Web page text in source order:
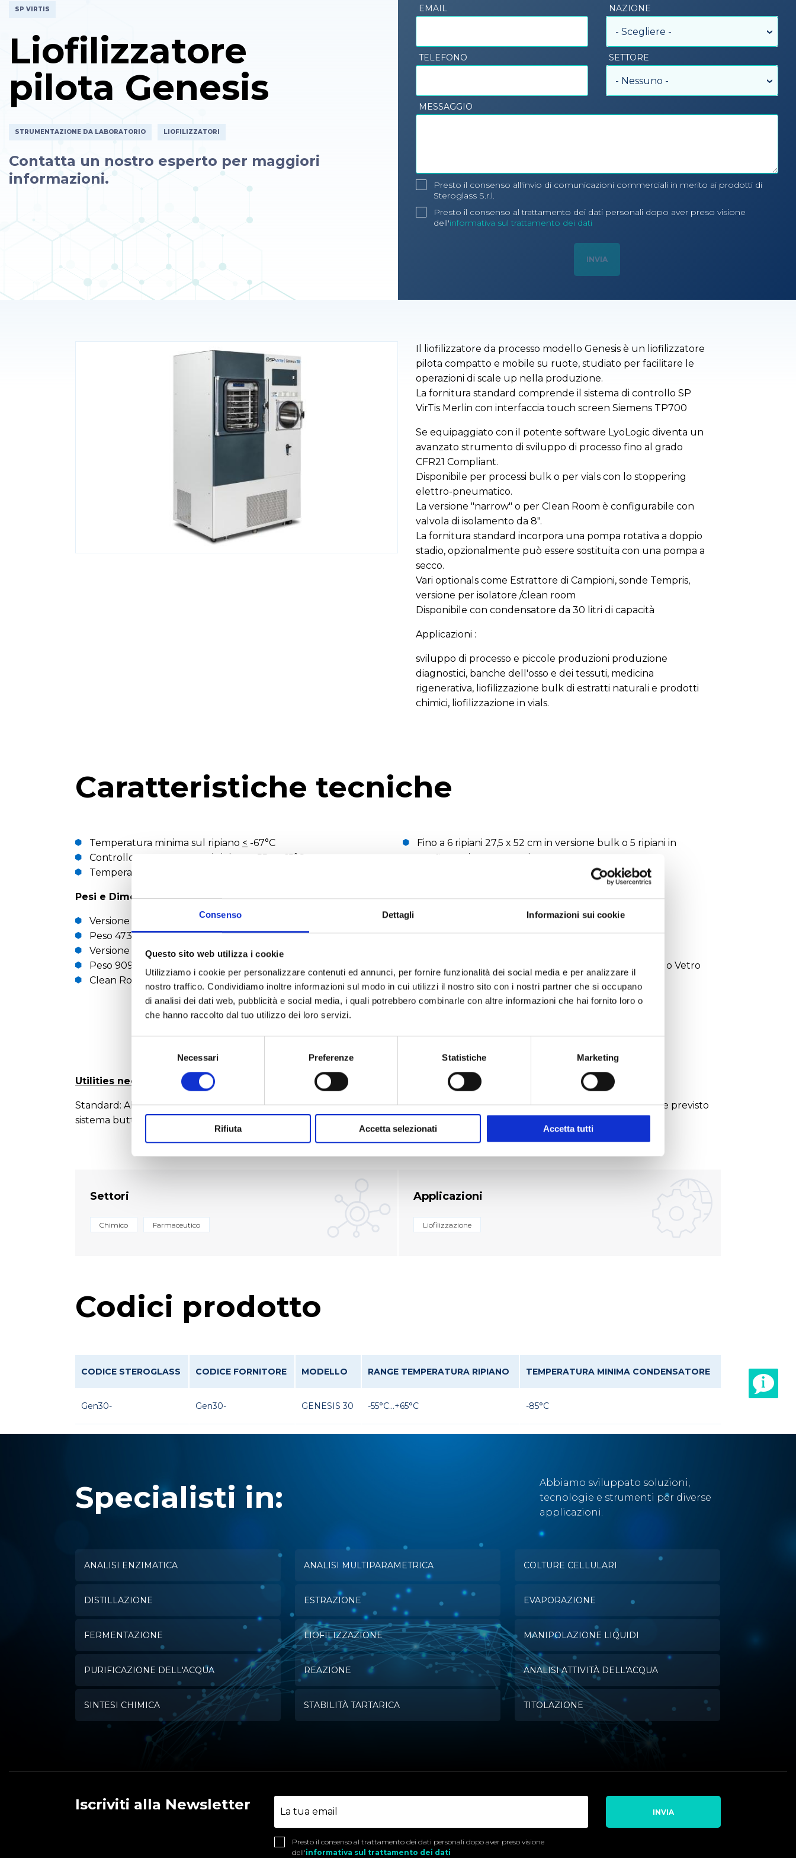
Consenso Dettagli Informazioni sui cookie
Questo sito web utilizza i cookie
Utilizziamo i cookie per personalizzare contenuti ed annunci, per fornire funzionalità dei social media e per analizzare il
nostro traffico. Condividiamo inoltre informazioni sul modo in cui utilizzi il nostro sito con i nostri partner che si occupano
di analisi dei dati web, pubblicità e social media, i quali potrebbero combinarle con altre informazioni che hai fornito loro o
che hanno raccolto dal tuo utilizzo dei loro servizi.
Necessari Preferenze Statistiche Marketing
Rifiuta Accetta selezionati Accetta tutti
SP VIRTIS
Liofilizzatore
pilota Genesis
STRUMENTAZIONE DA LABORATORIO LIOFILIZZATORI
Contatta un nostro esperto per maggiori
informazioni.
EMAIL NAZIONE
- Scegliere -
TELEFONO SETTORE
- Nessuno -
MESSAGGIO
Presto il consenso all'invio di comunicazioni commerciali in merito ai prodotti di
Steroglass S.r.l.
Presto il consenso al trattamento dei dati personali dopo aver preso visione
dell'informativa sul trattamento dei dati
Il liofilizzatore da processo modello Genesis è un liofilizzatore
pilota compatto e mobile su ruote, studiato per facilitare le
operazioni di scale up nella produzione.
La fornitura standard comprende il sistema di controllo SP
VirTis Merlin con interfaccia touch screen Siemens TP700
Se equipaggiato con il potente software LyoLogic diventa un
avanzato strumento di sviluppo di processo fino al grado
CFR21 Compliant.
Disponibile per processi bulk o per vials con lo stoppering
elettro-pneumatico.
La versione "narrow" o per Clean Room è configurabile con
valvola di isolamento da 8".
La fornitura standard incorpora una pompa rotativa a doppio
stadio, opzionalmente può essere sostituita con una pompa a
secco.
Vari optionals come Estrattore di Campioni, sonde Tempris,
versione per isolatore /clean room
Disponibile con condensatore da 30 litri di capacità
Applicazioni :
sviluppo di processo e piccole produzioni produzione
diagnostici, banche dell'osso e dei tessuti, medicina
rigenerativa, liofilizzazione bulk di estratti naturali e prodotti
chimici, liofilizzazione in vials.
Caratteristiche tecniche
Temperatura minima sul ripiano < -67°C
Controllo temperatura sul ripiano - 55 a +65°C
Temperatura al condensatore -82°C / -85°C
Fino a 6 ripiani 27,5 x 52 cm in versione bulk o 5 ripiani in
configurazione stoppering
Area totale 0,8 e 0,7 mq rispettivamente
Pesi e Dimensioni
Versione wide cm L 117 x P 89 x 186 di Altezza
Peso 473 kg
Versione narrow cm L 74 x P 197 x 195 di Altezza
Peso 909 kg
Clean Room cm L 89 x P 197 x 199 di Altezza
Potenza richiesta a 220V , 30 A
Materiale a contatto con il processo AISI 316L/Acrilico o Vetro
Utilities necessarie per l'installazione
Standard: Alimentazione elettrica 230 Vac / 50 Hz (presa interbloccata); solaio con portata di almeno 5qxmq; aria compressa se previsto
sistema butterfly, linea N2 se presente backfill.
Settori
Chimico Farmaceutico
Applicazioni
Liofilizzazione
Codici prodotto
CODICE STEROGLASS CODICE FORNITORE MODELLO RANGE TEMPERATURA RIPIANO TEMPERATURA MINIMA CONDENSATORE
Gen30- Gen30- GENESIS 30 -55°C...+65°C -85°C
Specialisti in:
Abbiamo sviluppato soluzioni,
tecnologie e strumenti per diverse
applicazioni.
ANALISI ENZIMATICA ANALISI MULTIPARAMETRICA COLTURE CELLULARI
DISTILLAZIONE ESTRAZIONE EVAPORAZIONE
FERMENTAZIONE LIOFILIZZAZIONE MANIPOLAZIONE LIQUIDI
PURIFICAZIONE DELL'ACQUA REAZIONE ANALISI ATTIVITÀ DELL'ACQUA
SINTESI CHIMICA STABILITÀ TARTARICA TITOLAZIONE
Iscriviti alla Newsletter
Presto il consenso al trattamento dei dati personali dopo aver preso visione
dell'informativa sul trattamento dei dati
INVIA